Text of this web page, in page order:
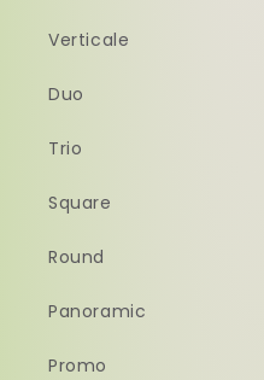
Verticale
Duo
Trio
Square
Round
Panoramic
Promo